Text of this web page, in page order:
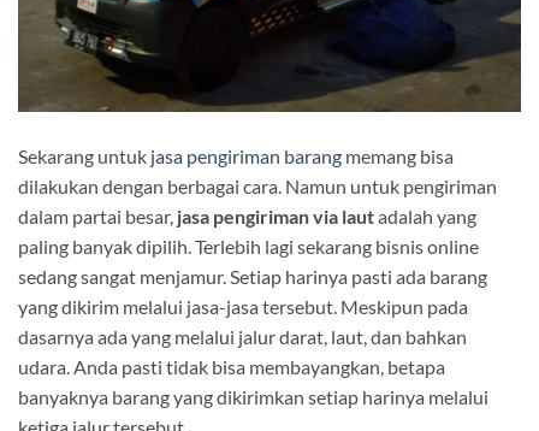
Sekarang untuk jasa pengiriman barang memang bisa
dilakukan dengan berbagai cara. Namun untuk pengiriman
dalam partai besar, jasa pengiriman via lautadalah yang
paling banyak dipilih. Terlebih lagi sekarang bisnis online
sedang sangat menjamur. Setiap harinya pasti ada barang
yang dikirim melalui jasa-jasa tersebut. Meskipun pada
dasarnya ada yang melalui jalur darat, laut, dan bahkan
udara. Anda pasti tidak bisa membayangkan, betapa
banyaknya barang yang dikirimkan setiap harinya melalui
ketiga jalur tersebut.